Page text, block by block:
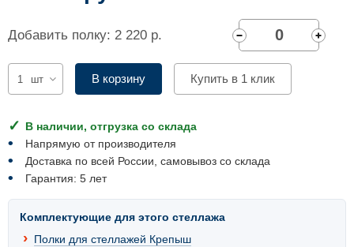
Добавить полку: 2 220 р.
шт В корзину Купить в 1 клик
В наличии, отгрузка со склада
Напрямую от производителя
Доставка по всей России, самовывоз со склада
Гарантия: 5 лет
Комплектующие для этого стеллажа
Полки для стеллажей Крепыш